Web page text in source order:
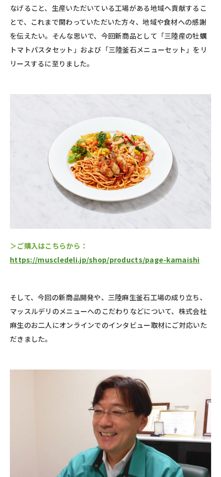
なげること、生産いただいている工場がある地域へ貢献するこ
とで、これまで関わっていただいた方々、地域や食材への感謝
を伝えたい。そんな思いで、今回新商品として「三陸産の牡蠣
トマトパスタセット」および「三陸釜石メニューセット」をリ
リースするに至りました。
＞ご購入はこちらから：
https://muscledeli.jp/shop/products/page-kamaishi
そして、今回の新商品開発や、三陸麻生釜石工場の成り立ち、
マッスルデリのメニューへのこだわりなどについて、株式会社
麻生のお二人にオンラインでのインタビュー取材にご対応いた
だきました。